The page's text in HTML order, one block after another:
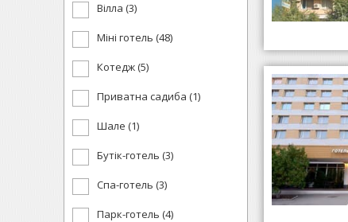
Вілла (3)
Міні готель (48)
Котедж (5)
Приватна садиба (1)
Шале (1)
Бутік-готель (3)
Спа-готель (3)
Парк-готель (4)